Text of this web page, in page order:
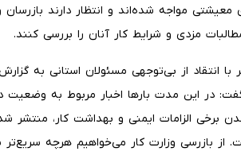
مواجه شده‌اند و انتظار دارند بازرسان
مزدی و شرایط کار آنان را بررسی کنند.
با انتقاد از بی‌توجهی مسئولان استانی به
در این مدت بارها اخبار مربوط به وضعیت
برخی الزامات ایمنی و بهداشت کار، منتشر
بازرسی وزارت کار می‌خواهیم هرچه سریع‌تر